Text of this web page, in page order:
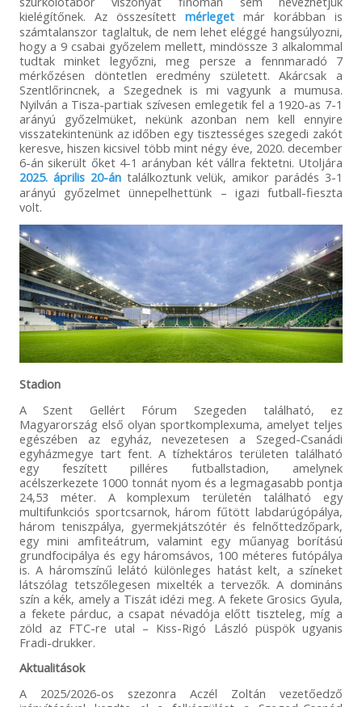
kielégítőnek. Az összesített mérleget már korábban is
számtalanszor taglaltuk, de nem lehet eléggé hangsúlyozni,
hogy a 9 csabai győzelem mellett, mindössze 3 alkalommal
tudtak minket legyőzni, meg persze a fennmaradó 7
mérkőzésen döntetlen eredmény született. Akárcsak a
Szentlőrincnek, a Szegednek is mi vagyunk a mumusa.
Nyilván a Tisza-partiak szívesen emlegetik fel a 1920-as 7-1
arányú győzelmüket, nekünk azonban nem kell ennyire
visszatekintenünk az időben egy tisztességes szegedi zakót
keresve, hiszen kicsivel több mint négy éve, 2020. december
6-án sikerült őket 4-1 arányban két vállra fektetni. Utoljára
2025. április 20-ántalálkoztunk velük, amikor parádés 3-1
arányú győzelmet ünnepelhettünk – igazi futball-fieszta
volt.
Stadion
A Szent Gellért Fórum Szegeden található, ez
Magyarország első olyan sportkomplexuma, amelyet teljes
egészében az egyház, nevezetesen a Szeged-Csanádi
egyházmegye tart fent. A tízhektáros területen található
egy feszített pilléres futballstadion, amelynek
acélszerkezete 1000 tonnát nyom és a legmagasabb pontja
24,53 méter. A komplexum területén található egy
multifunkciós sportcsarnok, három fűtött labdarúgópálya,
három teniszpálya, gyermekjátszótér és felnőttedzőpark,
egy mini amfiteátrum, valamint egy műanyag borítású
grundfocipálya és egy háromsávos, 100 méteres futópálya
is. A háromszínű lelátó különleges hatást kelt, a színeket
látszólag tetszőlegesen mixelték a tervezők. A domináns
szín a kék, amely a Tiszát idézi meg. A fekete Grosics Gyula,
a fekete párduc, a csapat névadója előtt tiszteleg, míg a
zöld az FTC-re utal – Kiss-Rigó László püspök ugyanis
Fradi-drukker.
Aktualitások
A 2025/2026-os szezonra Aczél Zoltán vezetőedző